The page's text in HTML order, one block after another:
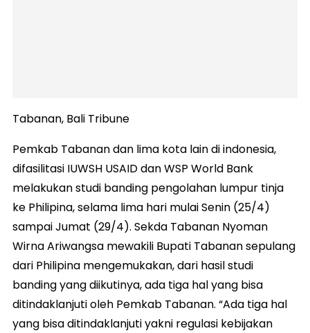
Tabanan, Bali Tribune
Pemkab Tabanan dan lima kota lain di indonesia,
difasilitasi IUWSH USAID dan WSP World Bank
melakukan studi banding pengolahan lumpur tinja
ke Philipina, selama lima hari mulai Senin (25/4)
sampai Jumat (29/4). Sekda Tabanan Nyoman
Wirna Ariwangsa mewakili Bupati Tabanan sepulang
dari Philipina mengemukakan, dari hasil studi
banding yang diikutinya, ada tiga hal yang bisa
ditindaklanjuti oleh Pemkab Tabanan. “Ada tiga hal
yang bisa ditindaklanjuti yakni regulasi kebijakan